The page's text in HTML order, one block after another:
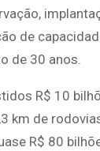
de
de 30 anos.
R$ 10
km de
R$ 80